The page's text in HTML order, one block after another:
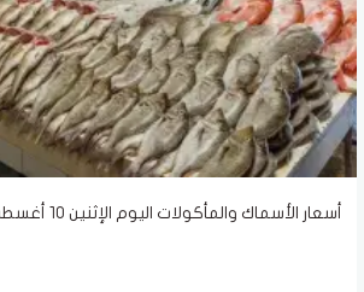
أسعار الأسماك والمأكولات اليوم الإثنين 10 أغسطس 2026